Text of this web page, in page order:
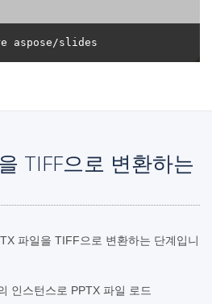
aspose/slides
TIFF으로 변환하는
파일을 TIFF으로 변환하는 단계입니
인스턴스로 PPTX 파일 로드